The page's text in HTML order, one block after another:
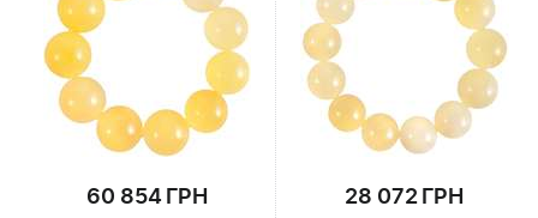
60 854 ГРН 28 072 ГРН